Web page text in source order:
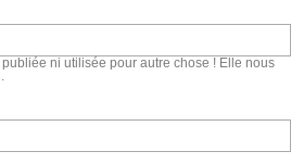
ni utilisée pour autre chose ! Elle nous